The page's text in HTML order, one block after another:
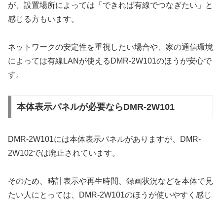
が、設置場所によっては「できれば有線でつなぎたい」と
感じる方もいます。
ネットワークの安定性を重視したい場合や、家の通信環境
によっては有線LANが使えるDMR-2W101のほうが安心で
す。
本体表示パネルが必要ならDMR-2W101
DMR-2W101には本体表示パネルがありますが、DMR-
2W102では廃止されています。
そのため、時計表示や再生時間、録画状況などを本体で見
たい人にとっては、DMR-2W101のほうが使いやすく感じ